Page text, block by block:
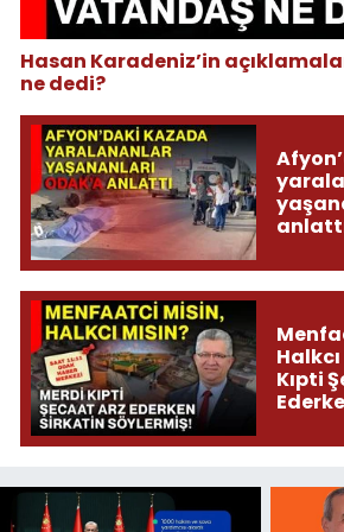
Hasan Karadeniz’in
ne dedi?
Halkcı
Kıpti